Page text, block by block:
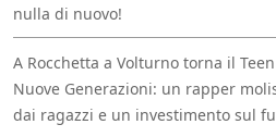
nulla di nuovo!
A Rocchetta a Volturno torna il
Nuove Generazioni: un rapper
dai ragazzi e un investimento sul